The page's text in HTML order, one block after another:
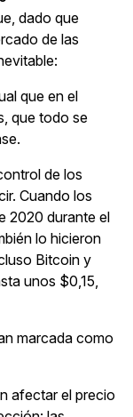
dado que
de las
que en el
que todo se
de los
Cuando los
2020 durante el
lo hicieron
Bitcoin y
unos $0,15,
marcada como
afectar el precio